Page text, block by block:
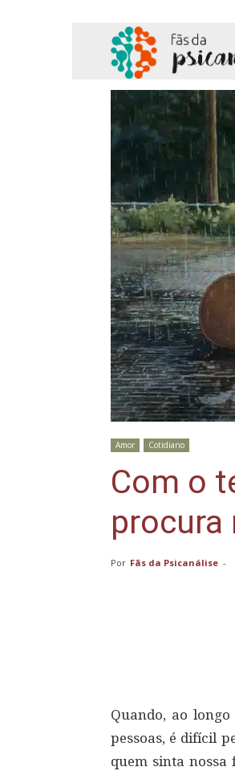
Amor Cotidiano
Com o
procura
Por Fãs da Psicanálise -
Quando, ao
pessoas, é difícil
quem sinta nossa